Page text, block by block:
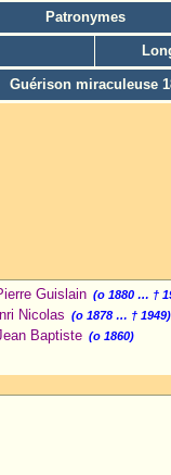
Patronymes
Guérison miraculeuse
Guislain (o 1880 … †
Nicolas (o 1878 … † 1949)
Baptiste (o 1860)